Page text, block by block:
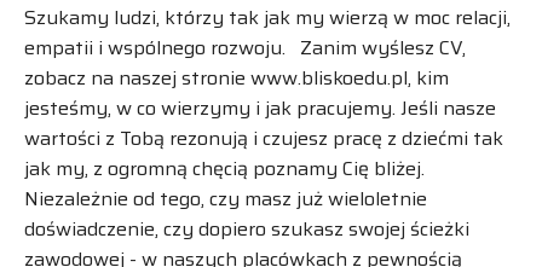
Szukamy ludzi, którzy tak jak my wierzą w moc relacji,
empatii i wspólnego rozwoju. Zanim wyślesz CV,
zobacz na naszej stronie www.bliskoedu.pl, kim
jesteśmy, w co wierzymy i jak pracujemy. Jeśli nasze
wartości z Tobą rezonują i czujesz pracę z dziećmi tak
jak my, z ogromną chęcią poznamy Cię bliżej.
Niezależnie od tego, czy masz już wieloletnie
doświadczenie, czy dopiero szukasz swojej ścieżki
zawodowej - w naszych placówkach z pewnością